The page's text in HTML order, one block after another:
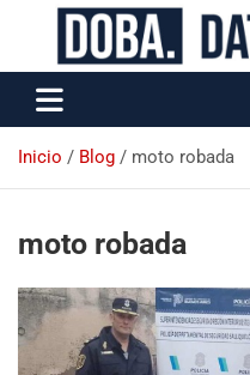
Data Oeste BA
Inicio Blog moto robada
moto robada